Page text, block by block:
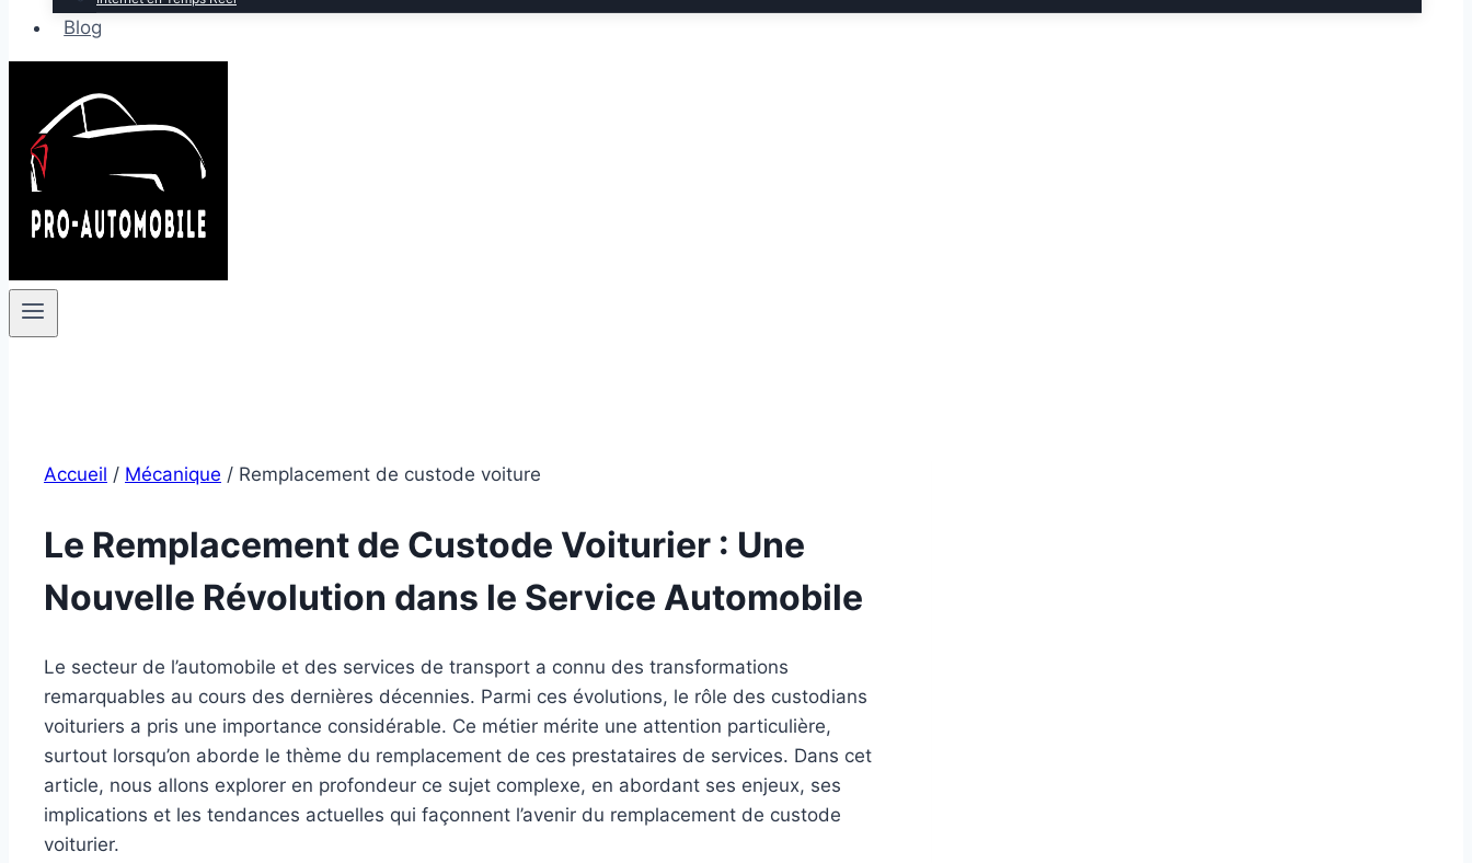
Blog
Accueil / Mécanique / Remplacement de custode voiture
Le Remplacement de Custode Voiturier : Une
Nouvelle Révolution dans le Service Automobile
Le secteur de l’automobile et des services de transport a connu des transformations
remarquables au cours des dernières décennies. Parmi ces évolutions, le rôle des custodians
voituriers a pris une importance considérable. Ce métier mérite une attention particulière,
surtout lorsqu’on aborde le thème du remplacement de ces prestataires de services. Dans cet
article, nous allons explorer en profondeur ce sujet complexe, en abordant ses enjeux, ses
implications et les tendances actuelles qui façonnent l’avenir du remplacement de custode
voiturier.